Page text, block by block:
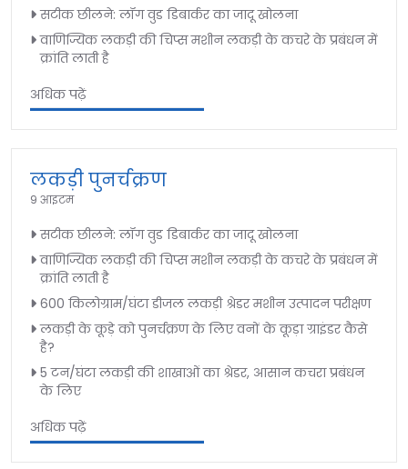
सटीक छीलने: लॉग वुड डिबार्कर का जादू खोलना
वाणिज्यिक लकड़ी की चिप्स मशीन लकड़ी के कचरे के प्रबंधन में
क्रांति लाती है
अधिक पढ़ें
लकड़ी पुनर्चक्रण
9 आइटम
सटीक छीलने: लॉग वुड डिबार्कर का जादू खोलना
वाणिज्यिक लकड़ी की चिप्स मशीन लकड़ी के कचरे के प्रबंधन में
क्रांति लाती है
600 किलोग्राम/घंटा डीजल लकड़ी श्रेडर मशीन उत्पादन परीक्षण
लकड़ी के कूड़े को पुनर्चक्रण के लिए वनों के कूड़ा ग्राइंडर कैसे
है?
5 टन/घंटा लकड़ी की शाखाओं का श्रेडर, आसान कचरा प्रबंधन
के लिए
अधिक पढ़ें